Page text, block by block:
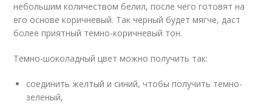
небольшим количеством белил, после чего готовят на
его основе коричневый. Так черный будет мягче, даст
более приятный темно-коричневый тон.
Темно-шоколадный цвет можно получить так:
соединить желтый и синий, чтобы получить темно-
зеленый,